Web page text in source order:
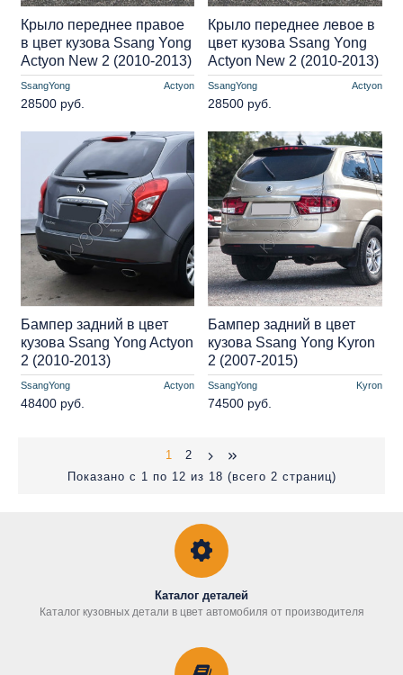
SsangYong Actyon
Крыло переднее правое
в цвет кузова Ssang Yong
Actyon New 2 (2010-2013)
28500 руб.
SsangYong Actyon
Крыло переднее левое в
цвет кузова Ssang Yong
Actyon New 2 (2010-2013)
28500 руб.
SsangYong Actyon
Бампер задний в цвет
кузова Ssang Yong Actyon
2 (2010-2013)
48400 руб.
SsangYong Kyron
Бампер задний в цвет
кузова Ssang Yong Kyron
2 (2007-2015)
74500 руб.
1
2
Показано с 1 по 12 из 18 (всего 2 страниц)
Каталог деталей
Каталог кузовных детали в цвет автомобиля от производителя